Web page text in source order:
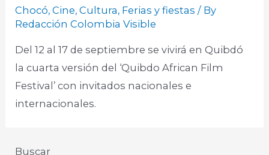
Chocó,Cine,Cultura, Ferias y fiestas / By
Redacción Colombia Visible
Del 12 al 17 de septiembre se vivirá en Quibdó
la cuarta versión del ‘Quibdo African Film
Festival’ con invitados nacionales e
internacionales.​
Buscar